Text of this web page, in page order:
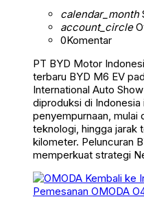
calendar_month
account_circle
0Komentar
PT BYD Motor
terbaru BYD M6 EV
International Auto
diproduksi di Indonesia
penyempurnaan, mulai
teknologi, hingga jarak
kilometer. Peluncuran
memperkuat strategi